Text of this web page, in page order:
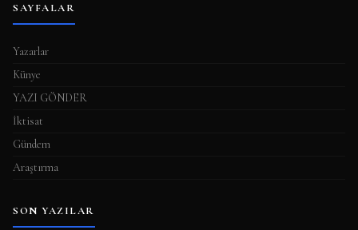
SAYFALAR
Yazarlar
Künye
YAZI GÖNDER
İktisat
Gündem
Araştırma
SON YAZILAR